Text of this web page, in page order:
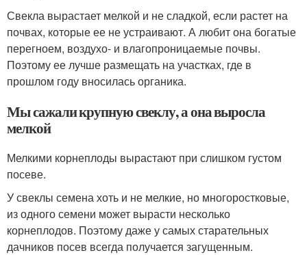
Свекла вырастает мелкой и не сладкой, если растет на
почвах, которые ее не устраивают. А любит она богатые
перегноем, воздухо- и влагопроницаемые почвы.
Поэтому ее лучше размещать на участках, где в
прошлом году вносилась органика.
Мы сажали крупную свеклу, а она выросла
мелкой
Мелкими корнеплоды вырастают при слишком густом
посеве.
У свеклы семена хоть и не мелкие, но многоростковые,
из одного семени может вырасти несколько
корнеплодов. Поэтому даже у самых старательных
дачников посев всегда получается загущенным.